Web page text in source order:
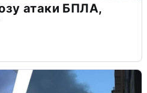
атаки БПЛА,